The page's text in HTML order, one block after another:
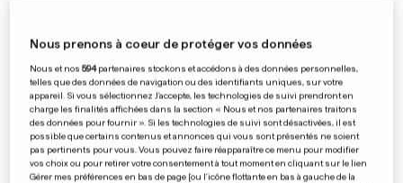
Nous prenons à coeur de protéger vos données
Nous et nos594partenaires stockons et accédons à des données personnelles,
telles que des données de navigation ou des identifiants uniques, sur votre
appareil. Si vous sélectionnez J'accepte, les technologies de suivi prendront en
charge les finalités affichées dans la section « Nous et nos partenaires traitons
des données pour fournir ». Si les technologies de suivi sont désactivées, il est
possible que certains contenus et annonces qui vous sont présentés ne soient
pas pertinents pour vous. Vous pouvez faire réapparaître ce menu pour modifier
vos choix ou pour retirer votre consentement à tout moment en cliquant sur le lien
Gérer mes préférences en bas de page [ou l'icône flottante en bas à gauche de la